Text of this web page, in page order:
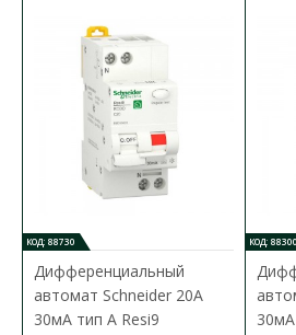
тип А Resi9
Доступность: В наличии
Дифференциальный
Автоматический выключатель
2 842.81 грн
В
В
В
КОД: 88730
Дифференциальный
автомат Schneider 20А
30мА тип А Resi9
КОД: 88300